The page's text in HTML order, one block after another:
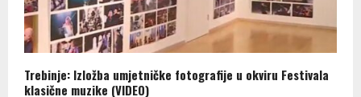
Trebinje: Izložba umjetničke fotografije u okviru Festivala
klasične muzike (VIDEO)